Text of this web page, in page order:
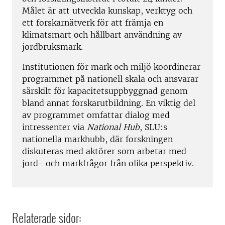
Målet är att utveckla kunskap, verktyg och
ett forskarnätverk för att främja en
klimatsmart och hållbart användning av
jordbruksmark.
Institutionen för mark och miljö koordinerar
programmet på nationell skala och ansvarar
särskilt för kapacitetsuppbyggnad genom
bland annat forskarutbildning. En viktig del
av programmet omfattar dialog med
intressenter via National Hub, SLU:s
nationella markhubb, där forskningen
diskuteras med aktörer som arbetar med
jord- och markfrågor från olika perspektiv.
Relaterade sidor: